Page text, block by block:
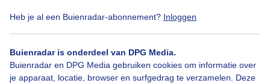
Heb je al een Buienradar-abonnement? Inloggen
Buienradar is onderdeel van DPG Media.
Buienradar en DPG Media gebruiken cookies om informatie over
je apparaat, locatie, browser en surfgedrag te verzamelen. Deze
Over Buienradar
Bedrijfsgegevens
Veelgestelde vragen